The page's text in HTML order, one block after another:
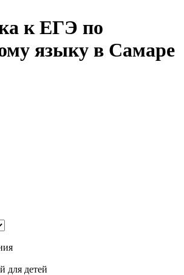
к ЕГЭ по
языку в Самаре
для детей